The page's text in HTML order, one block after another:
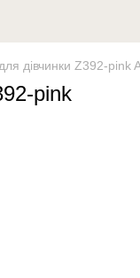
дівчинки Z392-pink
pink